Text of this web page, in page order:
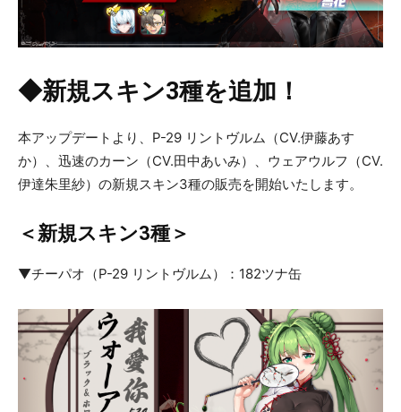
◆新規スキン3種を追加！
本アップデートより、P-29 リントヴルム（CV.伊藤あす
か）、迅速のカーン（CV.田中あいみ）、ウェアウルフ（CV.
伊達朱里紗）の新規スキン3種の販売を開始いたします。
＜新規スキン3種＞
▼チーパオ（P-29 リントヴルム）：182ツナ缶